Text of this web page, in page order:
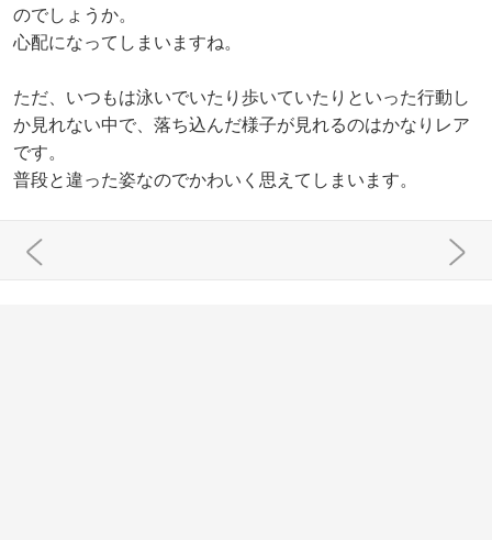
のでしょうか。
心配になってしまいますね。
ただ、いつもは泳いでいたり歩いていたりといった行動し
か見れない中で、落ち込んだ様子が見れるのはかなりレア
です。
普段と違った姿なのでかわいく思えてしまいます。